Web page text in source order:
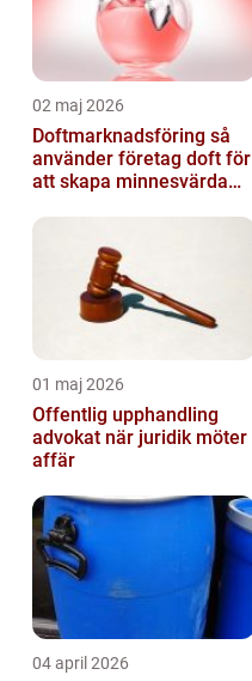
02 maj 2026
Doftmarknadsföring så
använder företag doft för
att skapa minnesvärda
01 maj 2026
Offentlig upphandling
advokat när juridik möter
affär
04 april 2026